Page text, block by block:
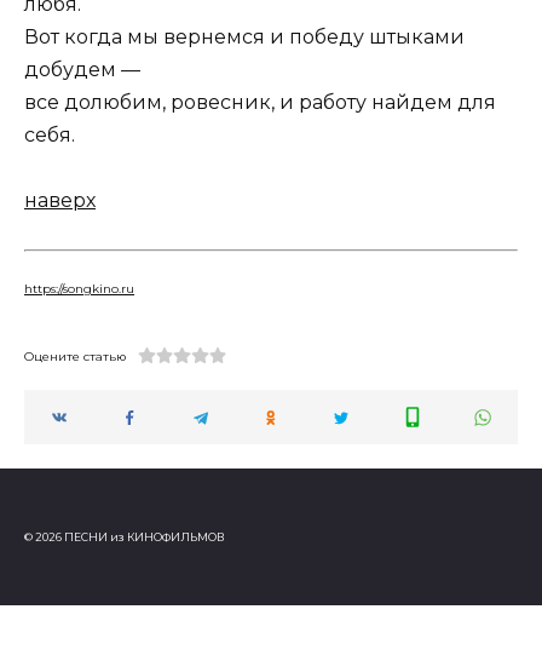
Вот когда мы вернемся и победу штыками
добудем —
все долюбим, ровесник, и работу найдем для
себя.
наверх
https://songkino.ru
Оцените статью
© 2026 ПЕСНИ из КИНОФИЛЬМОВ